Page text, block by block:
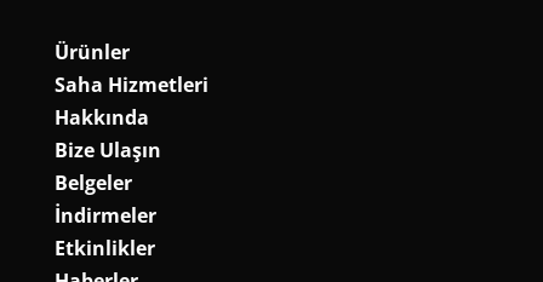
Ürünler
Saha Hizmetleri
Hakkında
Bize Ulaşın
Belgeler
İndirmeler
Etkinlikler